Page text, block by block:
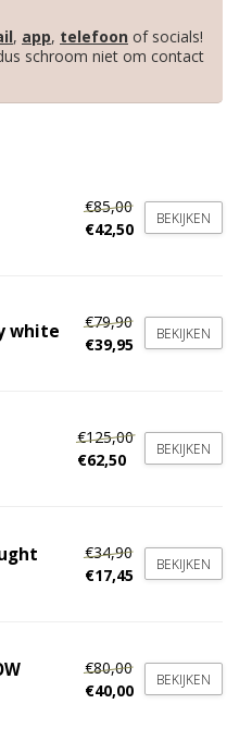
, app, telefoon of socials!
schroom niet om contact
€85,00
€42,50
BEKIJKEN
white
€79,90
€39,95
BEKIJKEN
€125,00
€62,50
BEKIJKEN
€34,90
€17,45
BEKIJKEN
€80,00
€40,00
BEKIJKEN